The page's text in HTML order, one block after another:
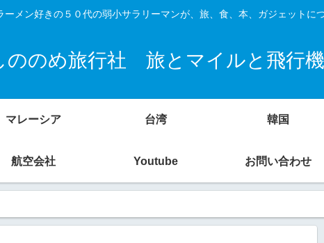
ーメン好きの５０代の弱小サラリーマンが、旅、食、本、ガジェットに
ののめ旅行社 旅とマイルと飛行機
マレーシア 台湾 韓国
航空会社 Youtube お問い合わせ